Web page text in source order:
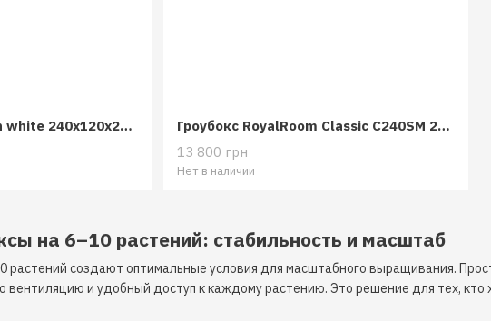
на 6–10 растений: стабильность и масштаб
растений создают оптимальные условия для масштабного выращивания.
вентиляцию и удобный доступ к каждому растению. Это решение для тех, кто
Гроубокс Herbgarden white 240x120x200 см
Гроубокс RoyalRoom Classic C240SM 240x120x180
13 800 грн
Нет в наличии